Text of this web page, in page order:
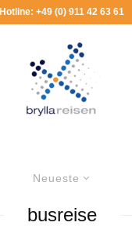
Hotline: +49 (0) 911 42 63 61
Neueste
busreise